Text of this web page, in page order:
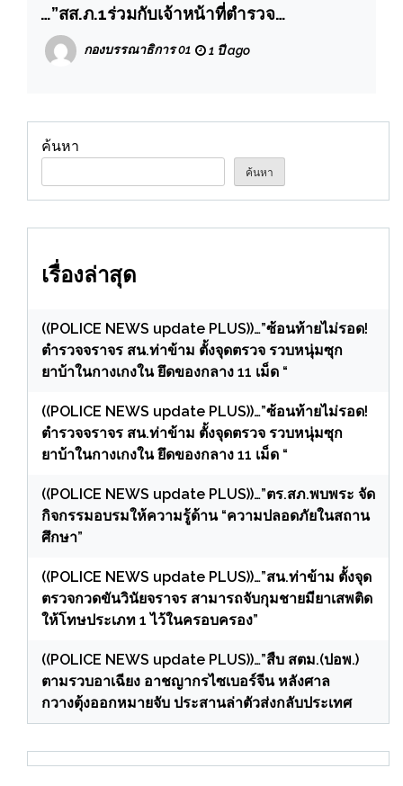
…”สส.ภ.1ร่วมกับเจ้าหน้าที่ตำรวจ
ศปอส.ตร.ภ.8.และเจ้าหน้าที่ตำรวจ กก.สส.2
บก.สส.ภ.8 ได้เข้าจับกุมผู้ต้องหาในข้อหาจัด
ให้ผู้อื่นเข้าเล่นหรือเข้าพนันในการเล่นซึ่งมิได้
รับอนุญาต
กองบรรณาธิการ 01 1 ปี ago
ค้นหา
ค้นหา
เรื่องล่าสุด
((POLICE NEWS update PLUS))…”ซ้อนท้ายไม่รอด!
ตำรวจจราจร สน.ท่าข้าม ตั้งจุดตรวจ รวบหนุ่มซุก
ยาบ้าในกางเกงใน ยึดของกลาง 11 เม็ด “
((POLICE NEWS update PLUS))…”ซ้อนท้ายไม่รอด!
ตำรวจจราจร สน.ท่าข้าม ตั้งจุดตรวจ รวบหนุ่มซุก
ยาบ้าในกางเกงใน ยึดของกลาง 11 เม็ด “
((POLICE NEWS update PLUS))…”ตร.สภ.พบพระ จัด
กิจกรรมอบรมให้ความรู้ด้าน “ความปลอดภัยในสถาน
ศึกษา”
((POLICE NEWS update PLUS))…”สน.ท่าข้าม ตั้งจุด
ตรวจกวดขันวินัยจราจร สามารถจับกุมชายมียาเสพติด
ให้โทษประเภท 1 ไว้ในครอบครอง”
((POLICE NEWS update PLUS))…”สืบ สตม.(ปอพ.)
ตามรวบอาเฉียง อาชญากรไซเบอร์จีน หลังศาล
กวางตุ้งออกหมายจับ ประสานล่าตัวส่งกลับประเทศ